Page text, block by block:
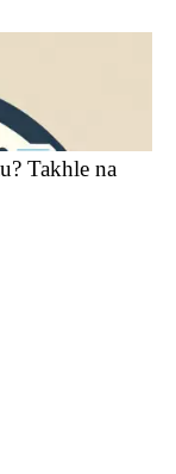
Takhle na